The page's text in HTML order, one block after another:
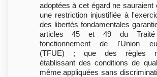
adoptées à cet égard ne sauraient
une restriction injustifiée à
des libertés fondamentales
articles 45 et 49 du
fonctionnement de l'Union
(TFUE) ; que des règles
établissant des conditions de
même appliquées sans